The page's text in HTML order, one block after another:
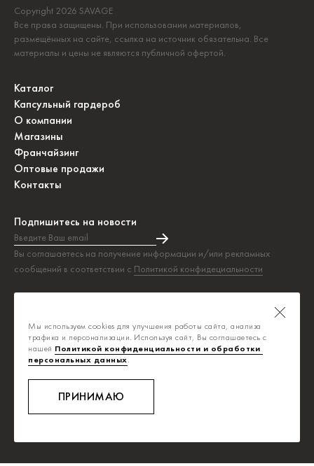
Copyright 2026 SAVAGE
Все права защищены. При использовании материалов,
размещённых на сайте, ссылка на источник обязательна. Все
материалы и цены не являются публичной офертой.
Каталог
Капсульный гардероб
О компании
Магазины
Франчайзинг
Оптовые продажи
Контакты
Подпишитесь на новости
Введите Ваш email
Вы соглашаетесь на получение информации и/или рекламных
сообщений в соответствии с Политикой конфидециальности
Подписка на новости прошла успешно!
Политика конфиденциальности
Публичная оферта
8-800-700-0392
Ежедневно, с 8:00 до 20:00
Звонок бесплатный
Мы используем cookies для улучшения работы сайта, анализа
трафика и персонализации. Используя сайт, Вы соглашаетесь с
нашей Политикой конфиденциальности и обработки
персональных данных.
ПРИНИМАЮ